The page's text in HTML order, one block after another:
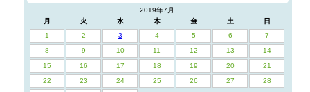
2019年7月
月
火 水 木 金 土
日
1
2 3 4 5 6
7
8
9 10 11 12 13
14
15
16 17 18 19 20
21
22
23 24 25 26 27
28